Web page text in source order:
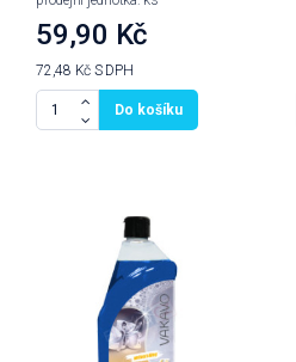
59,90 Kč
72,48 Kč S DPH
Do košíku